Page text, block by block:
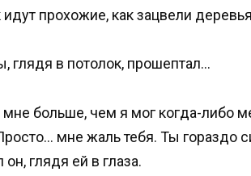
идут прохожие, как зацвели
глядя в потолок, прошептал…
больше, чем я мог когда-либо
мне жаль тебя. Ты гораздо
глядя ей в глаза.